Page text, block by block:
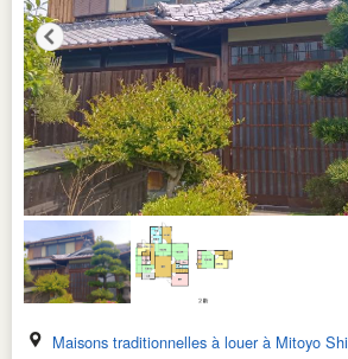
Maisons traditionnelles à louer à Mitoyo Shi